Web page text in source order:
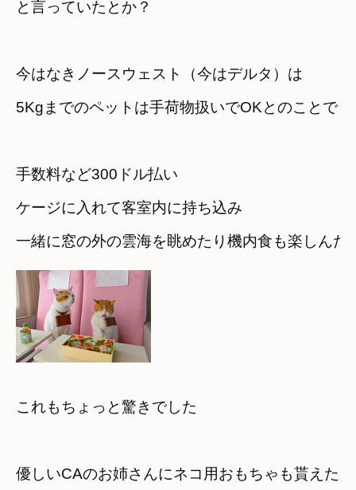
と言っていたとか？
今はなきノースウェスト（今はデルタ）は
5Kgまでのペットは手荷物扱いでOKとのことで
手数料など300ドル払い
ケージに入れて客室内に持ち込み
一緒に窓の外の雲海を眺めたり機内食も楽しんだ
これもちょっと驚きでした